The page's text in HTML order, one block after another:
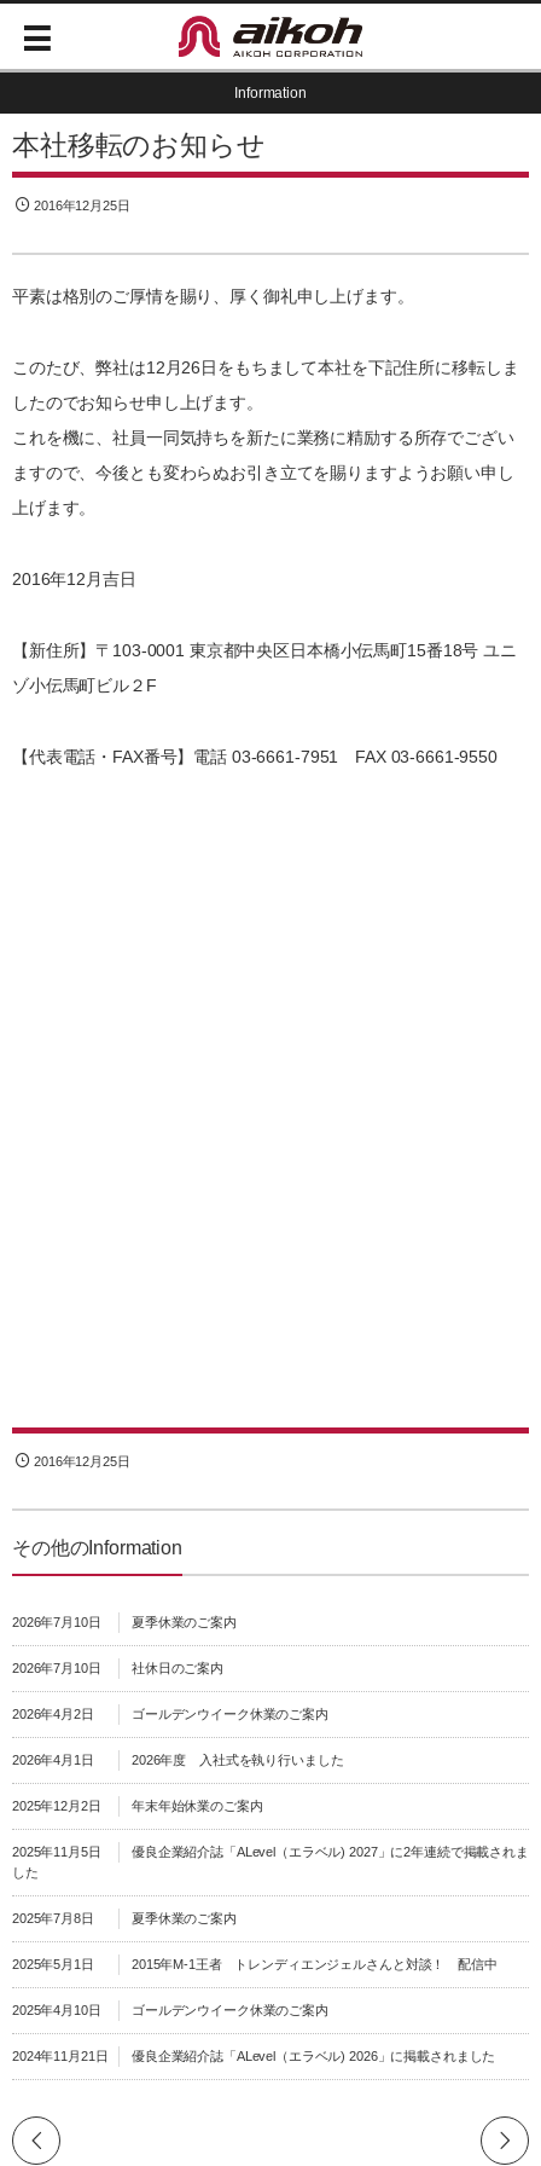
Information
本社移転のお知らせ
2016年12月25日
平素は格別のご厚情を賜り、厚く御礼申し上げます。
このたび、弊社は12月26日をもちまして本社を下記住所に移転しま
したのでお知らせ申し上げます。
これを機に、社員一同気持ちを新たに業務に精励する所存でござい
ますので、今後とも変わらぬお引き立てを賜りますようお願い申し
上げます。
2016年12月吉日
【新住所】〒103-0001 東京都中央区日本橋小伝馬町15番18号 ユニ
ゾ小伝馬町ビル２F
【代表電話・FAX番号】電話 03-6661-7951 FAX 03-6661-9550
2016年12月25日
その他のInformation
2026年7月10日 夏季休業のご案内
2026年7月10日 社休日のご案内
2026年4月2日 ゴールデンウイーク休業のご案内
2026年4月1日 2026年度 入社式を執り行いました
2025年12月2日 年末年始休業のご案内
2025年11月5日
優良企業紹介誌「ALevel（エラベル) 2027」に2年連続で掲載されま
した
2025年7月8日 夏季休業のご案内
2025年5月1日 2015年M-1王者 トレンディエンジェルさんと対談！ 配信中
2025年4月10日 ゴールデンウイーク休業のご案内
2024年11月21日 優良企業紹介誌「ALevel（エラベル) 2026」に掲載されました